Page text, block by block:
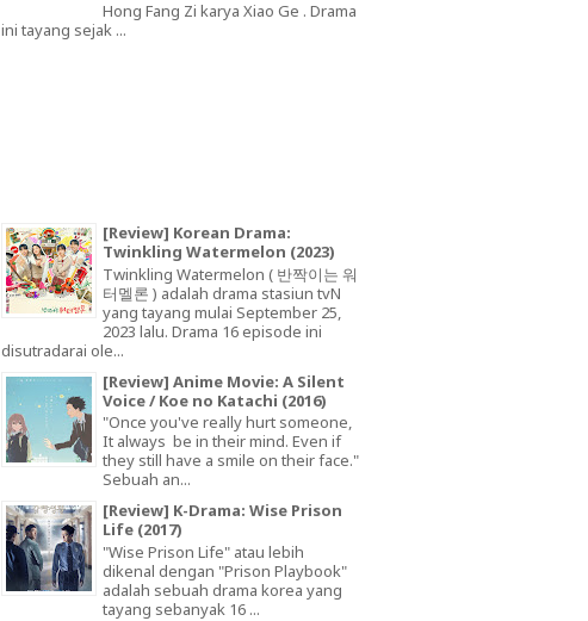
Hong Fang Zi karya Xiao Ge . Drama
ini tayang sejak ...
[Review] Korean Drama:
Twinkling Watermelon (2023)
Twinkling Watermelon ( 반짝이는 워
터멜론 ) adalah drama stasiun tvN
yang tayang mulai September 25,
2023 lalu. Drama 16 episode ini
disutradarai ole...
[Review] Anime Movie: A Silent
Voice / Koe no Katachi (2016)
"Once you've really hurt someone,
It always be in their mind. Even if
they still have a smile on their face."
Sebuah an...
[Review] K-Drama: Wise Prison
Life (2017)
"Wise Prison Life" atau lebih
dikenal dengan "Prison Playbook"
adalah sebuah drama korea yang
tayang sebanyak 16 ...